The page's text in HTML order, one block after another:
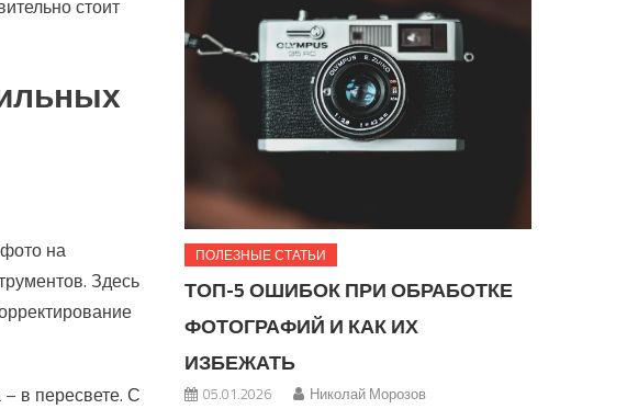
стоит
на
Здесь
в пересвете. С
ПОЛЕЗНЫЕ СТАТЬИ
ТОП-5 ОШИБОК ПРИ ОБРАБОТКЕ
ФОТОГРАФИЙ И КАК ИХ
ИЗБЕЖАТЬ
05.01.2026
Николай Морозов